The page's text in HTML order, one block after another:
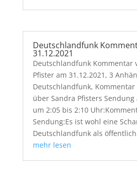
Deutschlandfunk
31.12.2021
Deutschlandfunk Kommentar
Pfister am 31.12.2021, 3
Deutschlandfunk,
über Sandra Pfisters Sendung
um 2:05 bis 2:10
Sendung:Es ist wohl eine
Deutschlandfunk als
mehr lesen